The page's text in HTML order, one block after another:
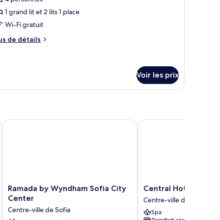
1 grand lit et 2 lits 1 place
Wi-Fi gratuit
de détails
Voir les prix
Ramada
by
Sofia
Ramada by Wyndham Sofia City
Center
Centre-ville de Sofia
Ramada by Wyndham Sofia City Center
Central
Hotel
Sofia
Centre-
Central Hotel Sofia
Centre-ville de Sofia
Spa
Central Hotel Sofia